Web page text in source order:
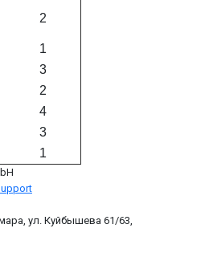
2
1
3
2
4
3
1
ул. Куйбышева 61/63,